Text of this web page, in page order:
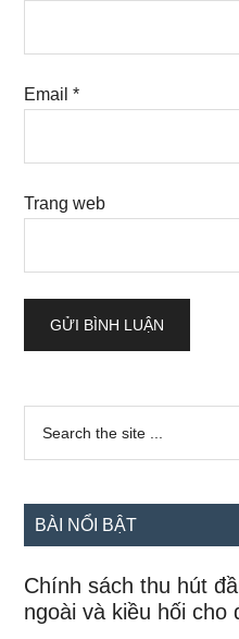
Email*
Trang web
Sidebar
chính
...
BÀI NỔI BẬT
Chính sách thu hút
ngoài và kiều hối cho